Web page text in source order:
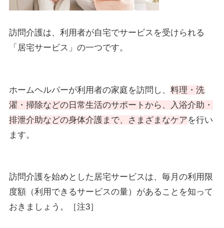
訪問介護は、利用者が自宅でサービスを受けられる
「居宅サービス」の一つです。
ホームヘルパーが利用者の家庭を訪問し、 料理・洗
濯・掃除などの日常生活のサポートから、入浴介助・
排泄介助などの身体介護まで、さまざまなケアを行い
ます。
訪問介護を始めとした居宅サービスは、毎月の利用限
度額（利用できるサービスの量）があることを知って
おきましょう。［注3］